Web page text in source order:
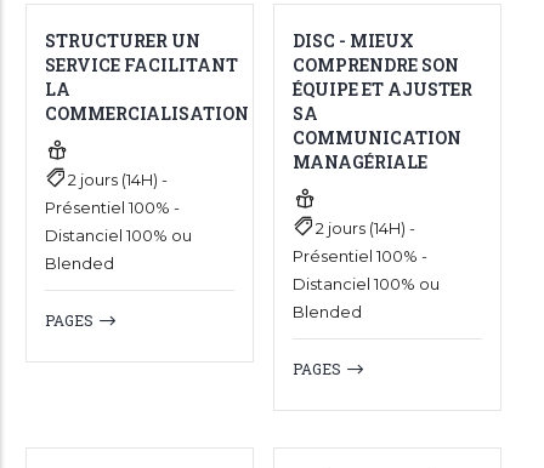
STRUCTURER UN
SERVICE FACILITANT
LA
COMMERCIALISATION
2 jours (14H) -
Présentiel 100% -
Distanciel 100% ou
Blended
PAGES
DISC - MIEUX
COMPRENDRE SON
ÉQUIPE ET AJUSTER
SA
COMMUNICATION
MANAGÉRIALE
2 jours (14H) -
Présentiel 100% -
Distanciel 100% ou
Blended
PAGES